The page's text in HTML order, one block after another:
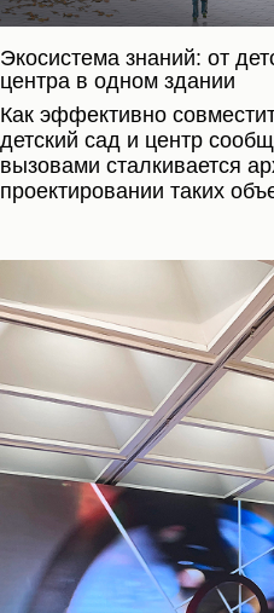
Экосистема знаний: от
центра в одном здании
Как эффективно
детский сад и центр
вызовами сталкивается
проектировании таких